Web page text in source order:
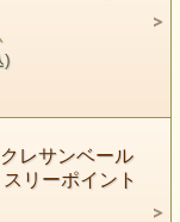
)
レサンベール
リーポイント